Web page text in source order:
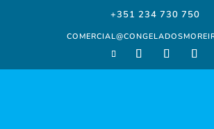
+351 234 730 750